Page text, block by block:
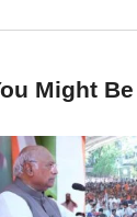
Might